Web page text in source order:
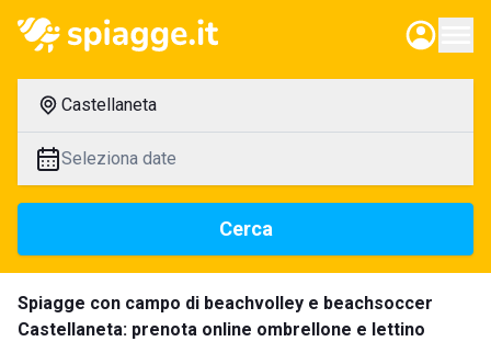
Castellaneta
Seleziona date
Cerca
Spiagge con campo di beachvolley e beachsoccer
Castellaneta: prenota online ombrellone e lettino